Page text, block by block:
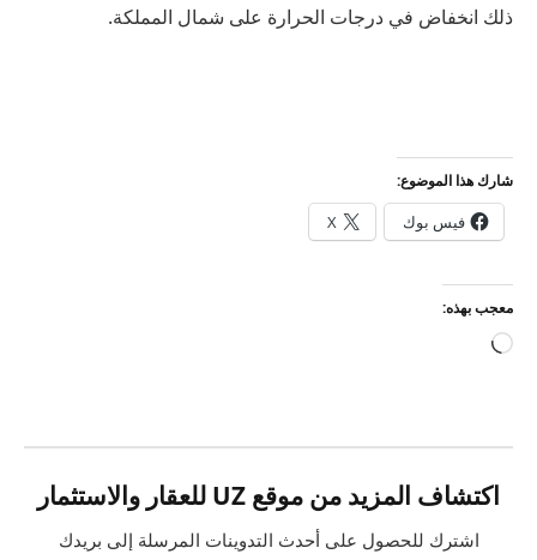
ذلك انخفاض في درجات الحرارة على شمال المملكة.
شارك هذا الموضوع:
فيس بوك X
معجب بهذه:
جاري
اكتشاف المزيد من موقع UZ للعقار والاستثمار
اشترك للحصول على أحدث التدوينات المرسلة إلى بريدك